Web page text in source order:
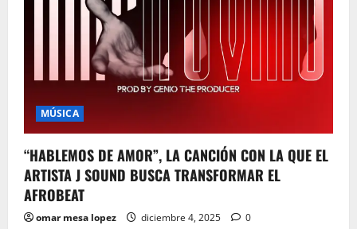
MÚSICA
“HABLEMOS DE AMOR”, LA CANCIÓN CON LA QUE EL
ARTISTA J SOUND BUSCA TRANSFORMAR EL
AFROBEAT
omar mesa lopez diciembre 4, 2025 0